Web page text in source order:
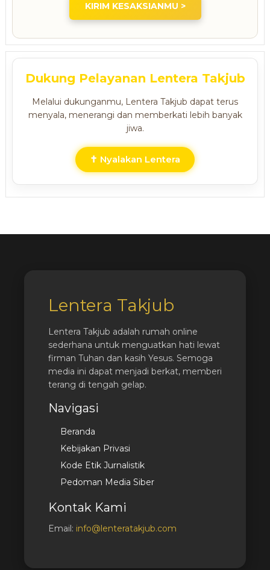
KIRIM KESAKSIANMU >
Dukung Pelayanan Lentera Takjub
Melalui dukunganmu, Lentera Takjub dapat terus
menyala, menerangi dan memberkati lebih banyak
jiwa.
✝ Nyalakan Lentera
Lentera Takjub
Lentera Takjub adalah rumah online
sederhana untuk menguatkan hati lewat
firman Tuhan dan kasih Yesus. Semoga
media ini dapat menjadi berkat, memberi
terang di tengah gelap.
Navigasi
Beranda
Kebijakan Privasi
Kode Etik Jurnalistik
Pedoman Media Siber
Kontak Kami
Email: info@lenteratakjub.com